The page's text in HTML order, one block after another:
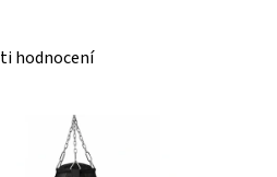
hodnocení